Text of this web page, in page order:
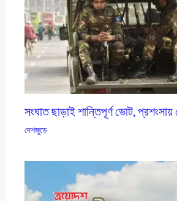
সংঘাত ছাড়াই শান্তিপূর্ণ ভোট, প্রশংসায়
দেশজুড়ে